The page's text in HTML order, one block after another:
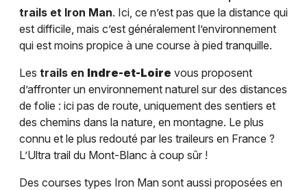
trails et Iron Man. Ici, ce n’est pas que la distance qui
est difficile, mais c’est généralement l’environnement
qui est moins propice à une course à pied tranquille.
Les trails en Indre-et-Loire vous proposent
d’affronter un environnement naturel sur des distances
de folie : ici pas de route, uniquement des sentiers et
des chemins dans la nature, en montagne. Le plus
connu et le plus redouté par les traileurs en France ?
L’Ultra trail du Mont-Blanc à coup sûr !
Des courses types Iron Man sont aussi proposées en